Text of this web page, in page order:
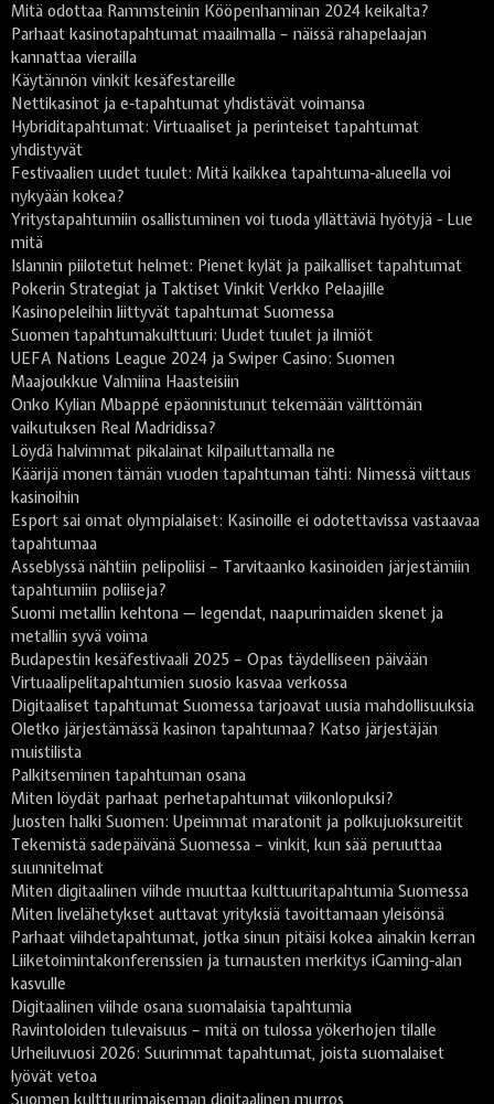
Mitä odottaa Rammsteinin Kööpenhaminan 2024 keikalta?
Parhaat kasinotapahtumat maailmalla – näissä rahapelaajan
kannattaa vierailla
Käytännön vinkit kesäfestareille
Nettikasinot ja e-tapahtumat yhdistävät voimansa
Hybriditapahtumat: Virtuaaliset ja perinteiset tapahtumat
yhdistyvät
Festivaalien uudet tuulet: Mitä kaikkea tapahtuma-alueella voi
nykyään kokea?
Yritystapahtumiin osallistuminen voi tuoda yllättäviä hyötyjä - Lue
mitä
Islannin piilotetut helmet: Pienet kylät ja paikalliset tapahtumat
Pokerin Strategiat ja Taktiset Vinkit Verkko Pelaajille
Kasinopeleihin liittyvät tapahtumat Suomessa
Suomen tapahtumakulttuuri: Uudet tuulet ja ilmiöt
UEFA Nations League 2024 ja Swiper Casino: Suomen
Maajoukkue Valmiina Haasteisiin
Onko Kylian Mbappé epäonnistunut tekemään välittömän
vaikutuksen Real Madridissa?
Löydä halvimmat pikalainat kilpailuttamalla ne
Käärijä monen tämän vuoden tapahtuman tähti: Nimessä viittaus
kasinoihin
Esport sai omat olympialaiset: Kasinoille ei odotettavissa vastaavaa
tapahtumaa
Asseblyssä nähtiin pelipoliisi – Tarvitaanko kasinoiden järjestämiin
tapahtumiin poliiseja?
Suomi metallin kehtona — legendat, naapurimaiden skenet ja
metallin syvä voima
Budapestin kesäfestivaali 2025 – Opas täydelliseen päivään
Virtuaalipelitapahtumien suosio kasvaa verkossa
Digitaaliset tapahtumat Suomessa tarjoavat uusia mahdollisuuksia
Oletko järjestämässä kasinon tapahtumaa? Katso järjestäjän
muistilista
Palkitseminen tapahtuman osana
Miten löydät parhaat perhetapahtumat viikonlopuksi?
Juosten halki Suomen: Upeimmat maratonit ja polkujuoksureitit
Tekemistä sadepäivänä Suomessa – vinkit, kun sää peruuttaa
suunnitelmat
Miten digitaalinen viihde muuttaa kulttuuritapahtumia Suomessa
Miten livelähetykset auttavat yrityksiä tavoittamaan yleisönsä
Parhaat viihdetapahtumat, jotka sinun pitäisi kokea ainakin kerran
Liiketoimintakonferenssien ja turnausten merkitys iGaming-alan
kasvulle
Digitaalinen viihde osana suomalaisia tapahtumia
Ravintoloiden tulevaisuus – mitä on tulossa yökerhojen tilalle
Urheiluvuosi 2026: Suurimmat tapahtumat, joista suomalaiset
lyövät vetoa
Suomen kulttuurimaiseman digitaalinen murros